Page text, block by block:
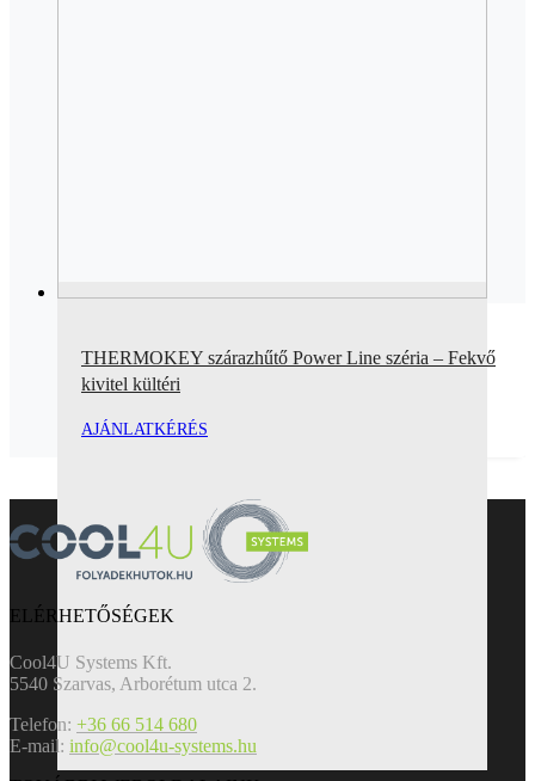
THERMOKEY szárazhűtő Power Line széria – Fekvő
kivitel kültéri
AJÁNLATKÉRÉS
ELÉRHETŐSÉGEK
Cool4U Systems Kft.
5540 Szarvas, Arborétum utca 2.
Telefon: +36 66 514 680
E-mail: info@cool4u-systems.hu